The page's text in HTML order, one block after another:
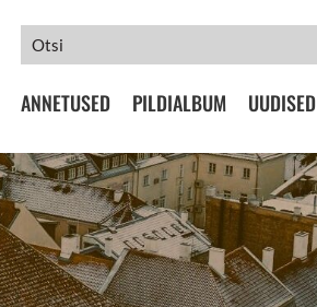
ANNETUSED PILDIALBUM UUDISED